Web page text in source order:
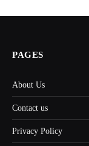
PAGES
About Us
Contact us
Privacy Policy